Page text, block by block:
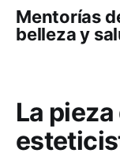
Mentorías
belleza y
La